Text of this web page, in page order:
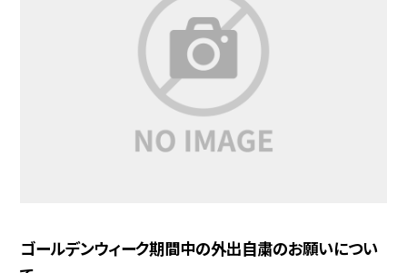
ゴールデンウィーク期間中の外出自粛のお願いについ